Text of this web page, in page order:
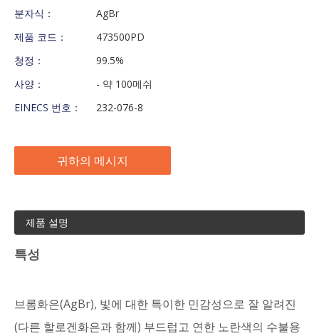
분자식：
AgBr
제품 코드：
473500PD
청정：
99.5%
사양：
- 약 100메쉬
EINECS 번호：
232-076-8
귀하의 메시지
제품 설명
특성
브롬화은(AgBr), 빛에 대한 특이한 민감성으로 잘 알려진
(다른 할로겐화은과 함께) 부드럽고 연한 노란색의 수불용